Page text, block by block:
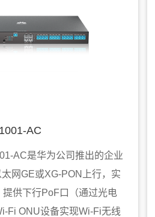
AC
AC是华为公司推出的企业
网GE或XG-PON上行，实
供下行PoF口（通过光电
Fi ONU设备实现Wi-Fi无线